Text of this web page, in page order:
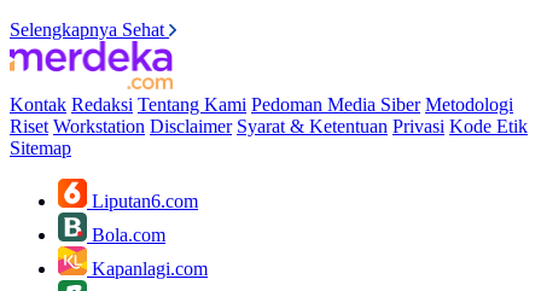
Selengkapnya Sehat
Kontak Redaksi Tentang Kami Pedoman Media Siber Metodologi
Riset Workstation Disclaimer Syarat & Ketentuan Privasi Kode Etik
Sitemap
Liputan6.com
Bola.com
Kapanlagi.com